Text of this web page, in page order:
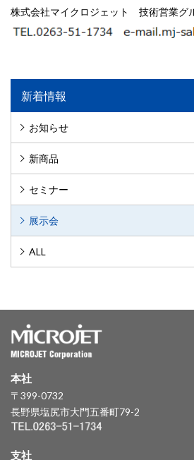
株式会社マイクロジェット 技術営業
新着情報
お知らせ
新商品
セミナー
展示会
ALL
本社
〒399-0732
長野県塩尻市大門五番町79-2
支社